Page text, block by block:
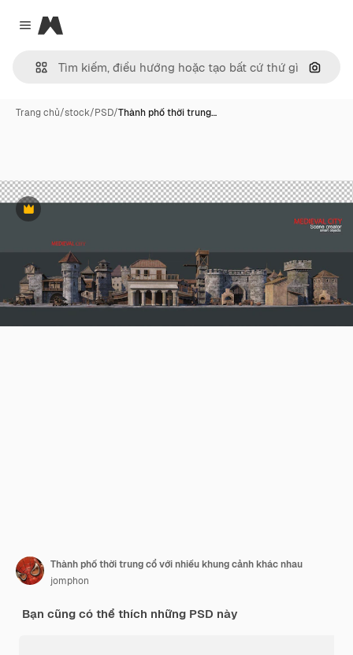
Close menu
Magnific
Tìm
Trang chủ/stock/PSD/Thành phố thời trung…
Phần thưởng
Thành phố thời trung cổ với nhiều khung cảnh khác nhau
jomphon
Bạn cũng có thể thích những PSD này